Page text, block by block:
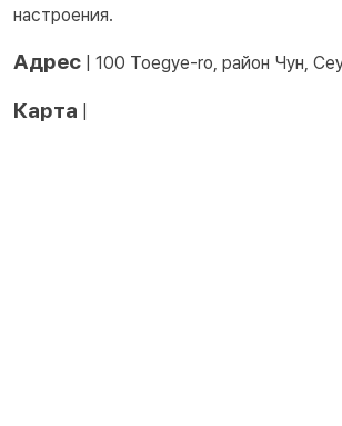
настроения.
Адрес | 100 Toegye-ro, район Чун,
Карта